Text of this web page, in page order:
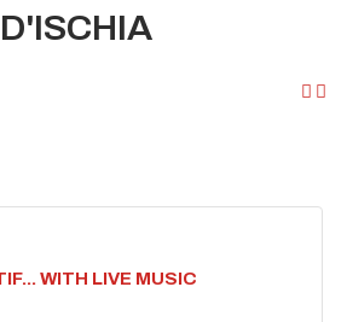
D'ISCHIA
WITH LIVE MUSIC